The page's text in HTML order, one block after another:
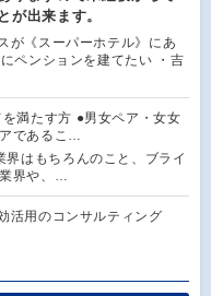
が出来ます。
が《スーパーホテル》にあ
ペンションを建てたい ・吉
を満たす方 ●男女ペア・女女
であるこ…
はもちろんのこと、ブライ
界や、…
活用のコンサルティング